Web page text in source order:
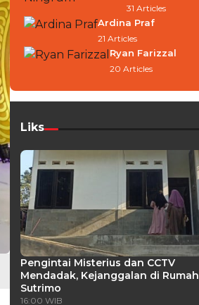
31 Articles
Ardina Praf
21 Articles
Ryan Farizzal
20 Articles
Liks
Pengintai Misterius dan CCTV
Mendadak, Kejanggalan di Rumah
Sutrimo
16:00 WIB